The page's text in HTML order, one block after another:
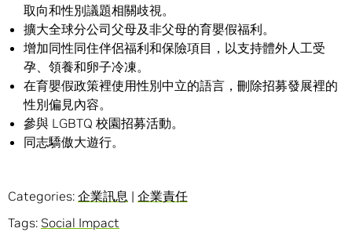
取向和性別議題相關歧視。
擴大全球分公司父母及非父母的育嬰假福利。
增加同性同住伴侶福利和保險項目，以支持體外人工受
孕、領養和卵子冷凍。
在育嬰假政策裡使用性別中立的語言，刪除招募發展裡的
性別偏見內容。
參與 LGBTQ 校園招募活動。
同志驕傲大遊行。
Categories: 企業訊息 | 企業責任
Tags: Social Impact